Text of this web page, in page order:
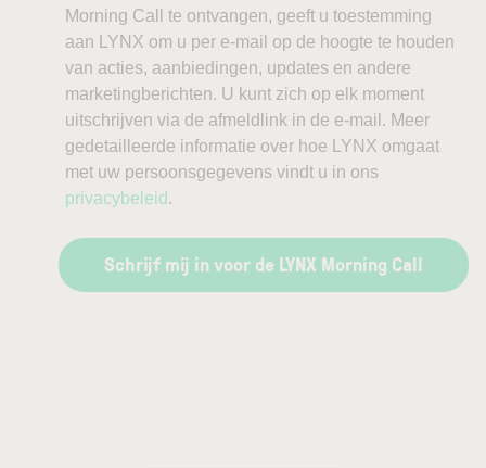
Morning Call te ontvangen, geeft u toestemming
aan LYNX om u per e-mail op de hoogte te houden
van acties, aanbiedingen, updates en andere
marketingberichten. U kunt zich op elk moment
uitschrijven via de afmeldlink in de e-mail. Meer
gedetailleerde informatie over hoe LYNX omgaat
met uw persoonsgegevens vindt u in ons
privacybeleid .
Schrijf mij in voor de LYNX Morning Call